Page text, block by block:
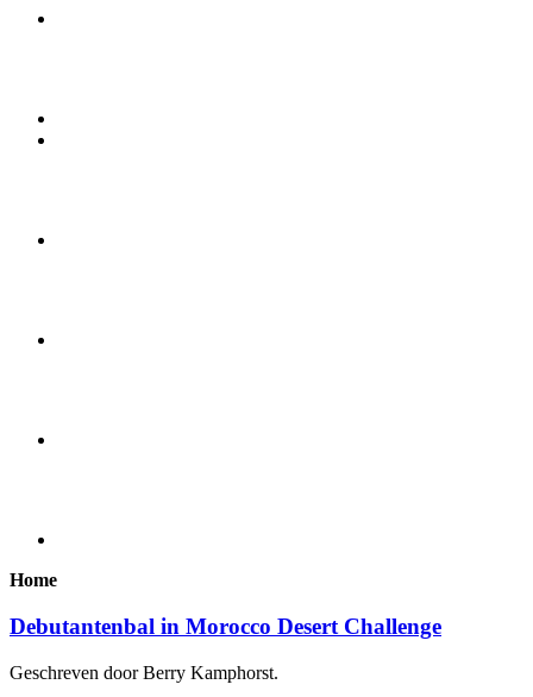
Home
Debutantenbal in Morocco Desert Challenge
Geschreven door Berry Kamphorst.